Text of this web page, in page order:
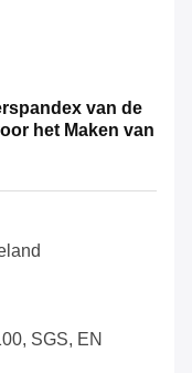
van de
het Maken van
SGS, EN